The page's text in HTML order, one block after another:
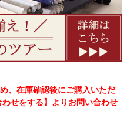
、在庫確認後にご購入いただ
せをする】よりお問い合わせ